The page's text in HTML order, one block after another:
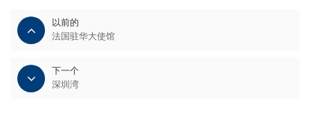
以前的
法国驻华大使馆
下一个
深圳湾